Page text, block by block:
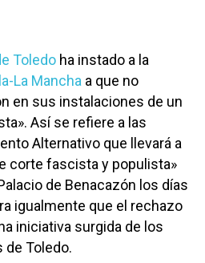
Toledo ha instado a la
La Mancha a que no
en sus instalaciones de un
Así se refiere a las
Alternativo que llevará a
corte fascista y populista»
de Benacazón los días
igualmente que el rechazo
iniciativa surgida de los
Toledo.